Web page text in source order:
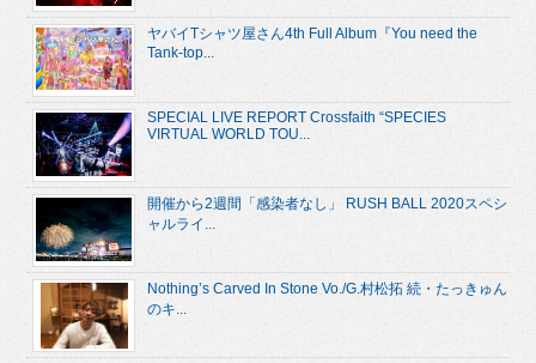
ヤバイTシャツ屋さん4th Full Album『You need the
Tank-top...
SPECIAL LIVE REPORT Crossfaith “SPECIES
VIRTUAL WORLD TOU...
開催から2週間「感染者なし」 RUSH BALL 2020スペシ
ャルライ...
Nothing’s Carved In Stone Vo./G.村松拓 続・たっきゅん
のキ...